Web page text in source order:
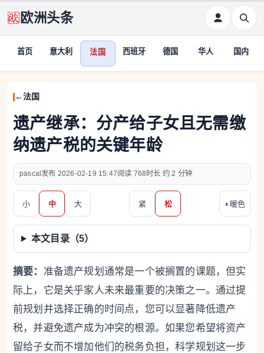
欧洲头条
首页 意大利 法国 西班牙 德国 华人 国内
法国
遗产继承：分产给子女且无需缴
纳遗产税的关键年龄
pascal 2026-02-19 15:47 768 约 2 分钟
小 中 大 紧 松 ◐ 暖色
本文目录（5）
摘要： 准备遗产规划通常是一个被搁置的课题，但实
际上，它是关乎家人未来最重要的决策之一。通过提
前规划并选择正确的时间点，您可以显著降低遗产
税，并避免遗产成为冲突的根源。如果您希望将资产
留给子女而不增加他们的税务负担，科学规划这一步